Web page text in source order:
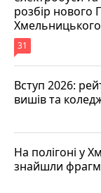
розбір нового
Хмельницького
31
Вступ 2026:
вишів та
На полігоні у
знайшли